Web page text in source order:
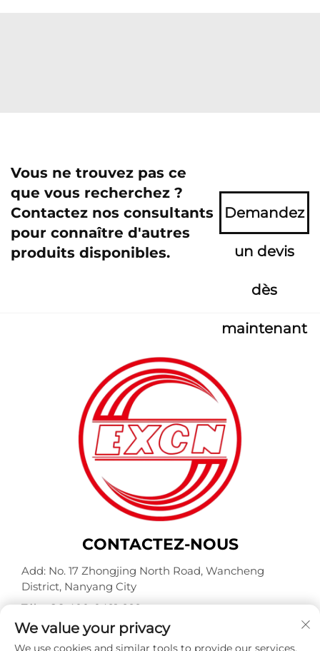
Vous ne trouvez pas ce
que vous recherchez ?
Contactez nos consultants
pour connaître d'autres
produits disponibles.
Demandez
un devis
dès
maintenant
CONTACTEZ-NOUS
Add: No. 17 Zhongjing North Road, Wancheng
District, Nanyang City
Tél. :+86-400-0491-999
Courriel :[email protected]
We value your privacy
We use cookies and similar tools to provide our services.